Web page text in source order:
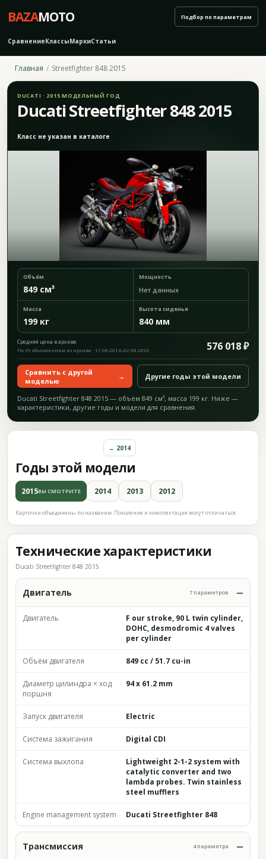
BAZAMOTO
СравнениеКлассыМаркиСтатьи
Подбор по параметрам
Главная Streetfighter 848 2015
DUCATI · 2015 МОДЕЛЬНЫЙ ГОД
Ducati Streetfighter 848 2015
Класс не указан в каталоге
Объём
849 см³
Мощность
Нет данных
Масса
199 кг
Высота сиденья
840 мм
Средняя цена в архиве 576 018 ₽
По 39 объявлениям из архива · 11.08.2014–02.08.2026
Сравнить с другой
моделью
→ Другие годы этой модели
Ducati Streetfighter 848 2015 — объём 849 см³, масса 199 кг. Ниже —
характеристики, другие годы и модели для сравнения.
Годы этой модели
← 2014
2015ВЫ СМОТРИТЕ 2014 2013 2012
Карточки объединены по названию. Поколение и комплектация могут отличаться.
Технические характеристики
Ducati Streetfighter 848 2015
Двигатель 7 параметров
Двигатель
F our stroke, 90 L twin cylinder,
DOHC, desmodromic 4 valves
per cylinder
Объём двигателя 849 cc / 51.7 cu-in
Диаметр цилиндра × ход
поршня
94 x 61.2 mm
Запуск двигателя Electric
Система зажигания Digital CDI
Система выхлопа
Lightweight 2-1-2 system with
catalytic converter and two
lambda probes. Twin stainless
steel mufflers
Engine management system Ducati Streetfighter 848
Трансмиссия 4 параметра